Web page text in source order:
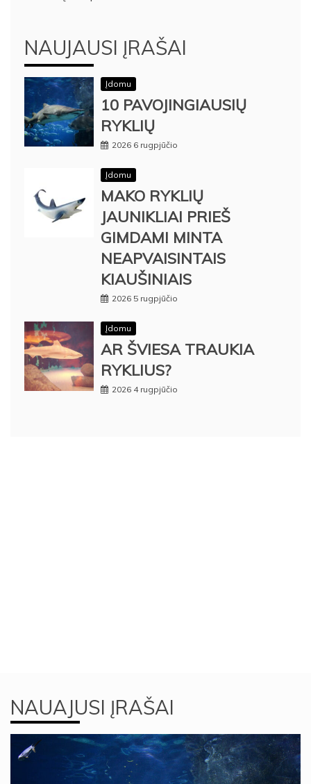
NAUJAUSI ĮRAŠAI
Įdomu
10 PAVOJINGIAUSIŲ
RYKLIŲ
2026 6 rugpjūčio
Įdomu
MAKO RYKLIŲ
JAUNIKLIAI PRIEŠ
GIMDAMI MINTA
NEAPVAISINTAIS
KIAUŠINIAIS
2026 5 rugpjūčio
Įdomu
AR ŠVIESA TRAUKIA
RYKLIUS?
2026 4 rugpjūčio
NAUAJUSI ĮRAŠAI